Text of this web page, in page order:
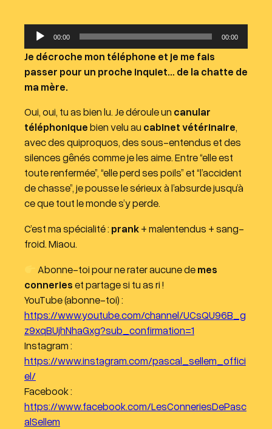
e
c
t
e
u
r
a
u
d
o
00:00 00:00
Je décroche mon téléphone et je me fais
passer pour un proche inquiet… de la chatte de
ma mère.
Oui, oui, tu as bien lu. Je déroule un canular
téléphoniquebien velu au cabinet vétérinaire,
avec des quiproquos, des sous-entendus et des
silences gênés comme je les aime. Entre “elle est
toute renfermée”, “elle perd ses poils” et “l’accident
de chasse”, je pousse le sérieux à l’absurde jusqu’à
ce que tout le monde s’y perde.
C’est ma spécialité : prank+ malentendus + sang-
froid. Miaou.
Abonne-toi pour ne rater aucune demes
connerieset partage si tu as ri !
YouTube (abonne-toi) :
https://www.youtube.com/channel/UCsQU96B_g
z9xqBUjhNhaGxg?sub_confirmation=1
Instagram :
https://www.instagram.com/pascal_sellem_offici
el/
Facebook :
https://www.facebook.com/LesConneriesDePasc
alSellem